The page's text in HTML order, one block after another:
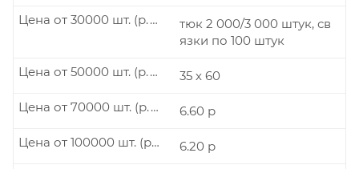
тюк 2 000/3 000 штук, св
язки по 100 штук
Цена от 30000 шт. (р./шт.)
35 х 60
Цена от 50000 шт. (р./шт.)
6.60 р
Цена от 70000 шт. (р./шт.)
6.20 р
Цена от 100000 шт. (р./шт.)